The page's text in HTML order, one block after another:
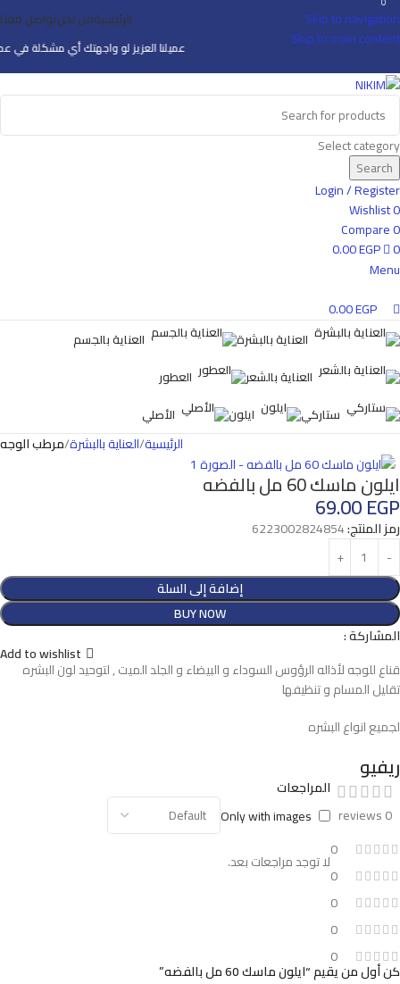
Skip to navigation
Skip to main content
الرئيسيةمن نحنتواصل معنا
عميلنا العزيز لو واجهتك أي مشكلة في عمل
Select category
Search
Login / Register
0
Wishlist
0
Compare
0
0.00EGP
Menu
0.00EGP
العناية بالبشرة
العناية بالجسم
العناية بالشعر
العطور
ستاركي
ايلون الأصلي
الرئيسية العناية بالبشرة مرطب الوجه
ايلون ماسك 60 مل بالفضه
69.00EGP
رمز المنتج:6223002824854
إضافة إلى السلة
BUY NOW
المشاركة :
Add to wishlist
قناع للوجه لأذاله الرؤوس السوداء و البيضاء و الجلد الميت , لتوحيد لون البشره
تقليل المسام و تنظيفها
لجميع انواع البشره
ريفيو
0 reviews
0
0
0
0
0
المراجعات
Only with images
لا توجد مراجعات بعد.
كن أول من يقيم “ايلون ماسك 60 مل بالفضه”